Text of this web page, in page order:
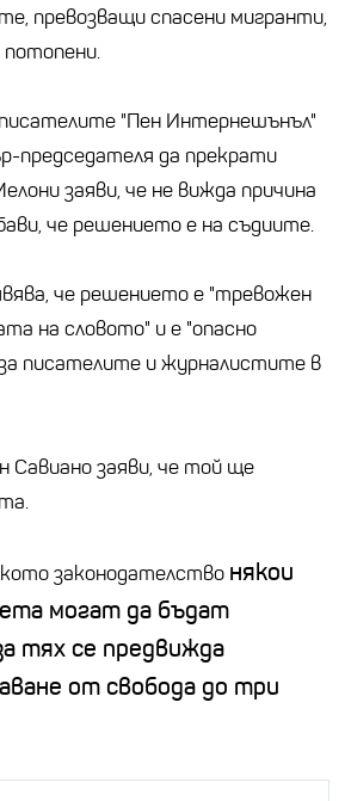
превозващи спасени мигранти,
"Пен Интернешънъл"
председателя да прекрати
заяви, че не вижда причина
че решението е на съдиите.
че решението е "тревожен
на словото" и е "опасно
писателите и журналистите в
Савиано заяви, че той ще
законодателство някои
могат да бъдат
тях се предвижда
от свобода до три